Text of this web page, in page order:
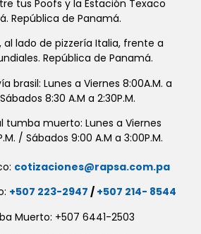
tus Poofs y la Estación Texaco
República de Panamá.
lado de pizzería Italia, frente a
República de Panamá.
brasil: Lunes a Viernes 8:00A.M. a
8:30 A.M a 2:30P.M.
tumba muerto: Lunes a Viernes
/ Sábados 9:00 A.M a 3:00P.M.
cotizaciones@rapsa.com.pa
+507 223-2947 / +507 214- 8544
Muerto: +507 6441-2503